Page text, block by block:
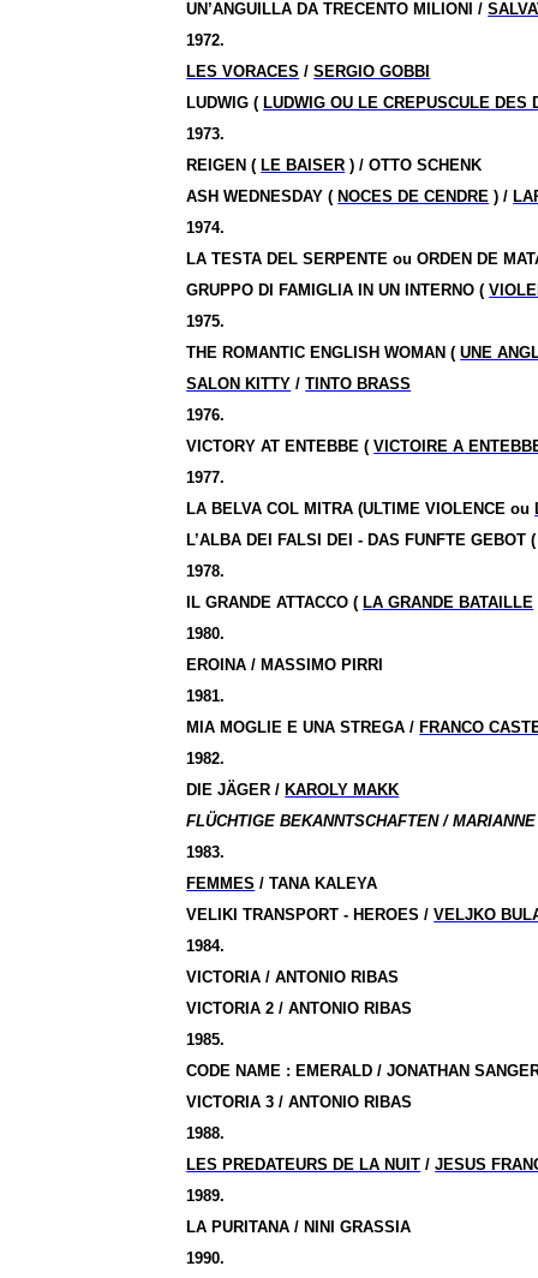
UN’ANGUILLA DA TRECENTO MILIONI /
1972.
LES VORACES /SERGIO GOBBI
LUDWIG ( LUDWIG OU LE CREPUSCULE DES
1973.
REIGEN ( LE BAISER ) / OTTO SCHENK
ASH WEDNESDAY ( NOCES DE CENDRE ) /
1974.
LA TESTA DEL SERPENTE ou ORDEN DE
GRUPPO DI FAMIGLIA IN UN INTERNO (
1975.
THE ROMANTIC ENGLISH WOMAN (UNE
SALON KITTY /TINTO BRASS
1976.
VICTORY AT ENTEBBE (VICTOIREA
1977.
LA BELVA COL MITRA (ULTIME VIOLENCE ou
L’ALBA DEI FALSI DEI - DAS FUNFTE GEBOT
1978.
IL GRANDE ATTACCO ( LA GRANDE BATAILLE
1980.
EROINA / MASSIMO PIRRI
1981.
MIA MOGLIE E UNA STREGA / FRANCO
1982.
DIE JÄGER / KAROLY MAKK
FLÜCHTIGE BEKANNTSCHAFTEN /
1983.
FEMMES / TANA KALEYA
VELIKI TRANSPORT - HEROES /VELJKO
1984.
VICTORIA / ANTONIO RIBAS
VICTORIA 2 / ANTONIO RIBAS
1985.
CODE NAME : EMERALD / JONATHAN
VICTORIA 3 / ANTONIO RIBAS
1988.
LES PREDATEURS DE LA NUIT /JESUS
1989.
LA PURITANA / NINI GRASSIA
1990.